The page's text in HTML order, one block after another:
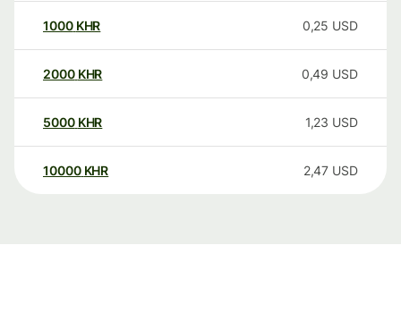
1000 KHR 0,25 USD
2000 KHR 0,49 USD
5000 KHR 1,23 USD
10000 KHR 2,47 USD